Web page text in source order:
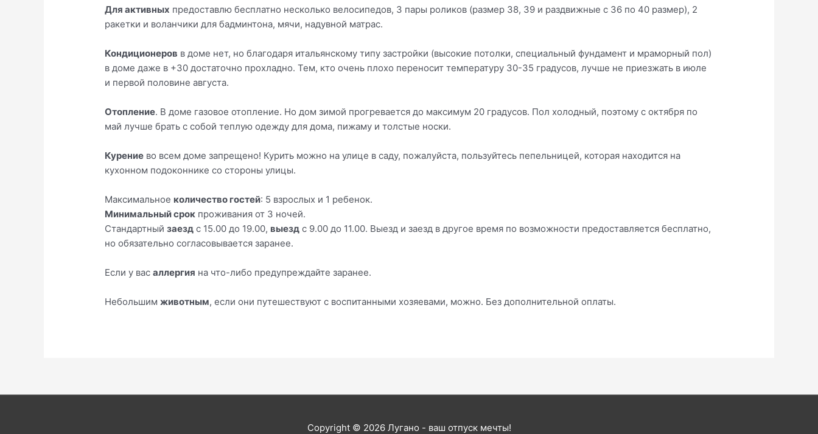
Для активных предоставлю бесплатно несколько велосипедов, 3 пары роликов (размер 38, 39 и раздвижные с 36 по 40 размер), 2
ракетки и воланчики для бадминтона, мячи, надувной матрас.
Кондиционеров в доме нет, но благодаря итальянскому типу застройки (высокие потолки, специальный фундамент и мраморный пол)
в доме даже в +30 достаточно прохладно. Тем, кто очень плохо переносит температуру 30-35 градусов, лучше не приезжать в июле
и первой половине августа.
Отопление. В доме газовое отопление. Но дом зимой прогревается до максимум 20 градусов. Пол холодный, поэтому с октября по
май лучше брать с собой теплую одежду для дома, пижаму и толстые носки.
Курение во всем доме запрещено! Курить можно на улице в саду, пожалуйста, пользуйтесь пепельницей, которая находится на
кухонном подоконнике со стороны улицы.
Максимальное количество гостей: 5 взрослых и 1 ребенок.
Минимальный срок проживания от 3 ночей.
Стандартныйзаезд с 15.00 до 19.00, выезд с 9.00 до 11.00. Выезд и заезд в другое время по возможности предоставляется бесплатно,
но обязательно согласовывается заранее.
Если у васаллергия на что-либо предупреждайте заранее.
Небольшимживотным, если они путешествуют с воспитанными хозяевами, можно. Без дополнительной оплаты.
Copyright © 2026 Лугано - ваш отпуск мечты!